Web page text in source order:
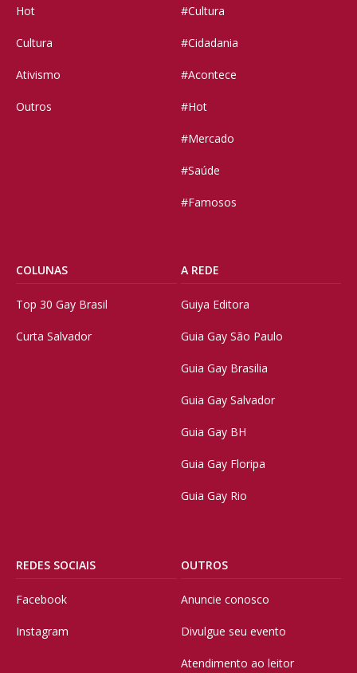
Hot
Cultura
Ativismo
Outros
#Cultura
#Cidadania
#Acontece
#Hot
#Mercado
#Saúde
#Famosos
COLUNAS
Top 30 Gay Brasil
Curta Salvador
A REDE
Guiya Editora
Guia Gay São Paulo
Guia Gay Brasilia
Guia Gay Salvador
Guia Gay BH
Guia Gay Floripa
Guia Gay Rio
REDES SOCIAIS
Facebook
Instagram
OUTROS
Anuncie conosco
Divulgue seu evento
Atendimento ao leitor